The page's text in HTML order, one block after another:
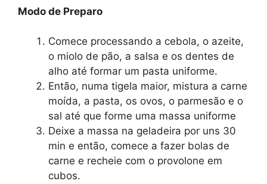
Modo de Preparo
Comece processando a cebola, o azeite,
o miolo de pão, a salsa e os dentes de
alho até formar um pasta uniforme.
Então, numa tigela maior, mistura a carne
moída, a pasta, os ovos, o parmesão e o
sal até que forme uma massa uniforme
Deixe a massa na geladeira por uns 30
min e então, comece a fazer bolas de
carne e recheie com o provolone em
cubos.